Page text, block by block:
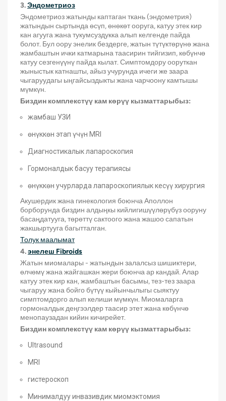
3.Эндометриоз
Эндометриоз жатынды каптаган ткань (эндометрия)
жатындын сыртында өсүп, өнөкөт ооруга, катуу этек кир
кан агууга жана тукумсуздукка алып келгенде пайда
болот. Бул оору энелик бездерге, жатын түтүктөрүнө жана
жамбаштын ички катмарына таасирин тийгизип, көбүнчө
катуу сезгенүүнү пайда кылат. Симптомдору ооруткан
жыныстык катнашты, айыз учурунда ичеги же заара
чыгаруудагы ыңгайсыздыкты жана чарчоону камтышы
мүмкүн.
Биздин комплекстүү кам көрүү кызматтарыбыз:
жамбаш УЗИ
өнүккөн этап үчүн MRI
Диагностикалык лапароскопия
Гормоналдык басуу терапиясы
өнүккөн учурларда лапароскопиялык кесүү хирургия
Акушердик жана гинекология боюнча Аполлон
борборунда биздин алдыңкы кийлигишүүлөрүбүз ооруну
басаңдатууга, төрөттү сактоого жана жашоо сапатын
жакшыртууга багытталган.
Толук маалымат
4.энелеш Fibroids
Жатын миомалары - жатындын залалсыз шишиктери,
өлчөмү жана жайгашкан жери боюнча ар кандай. Алар
катуу этек кир кан, жамбаштын басымы, тез-тез заара
чыгаруу жана бойго бүтүү кыйынчылыгы сыяктуу
симптомдорго алып келиши мүмкүн. Миомаларга
гормоналдык деңгээлдер таасир этет жана көбүнчө
менопаузадан кийин кичирейет.
Биздин комплекстүү кам көрүү кызматтарыбыз:
Ultrasound
MRI
гистероскоп
Минималдуу инвазивдик миомэктомия